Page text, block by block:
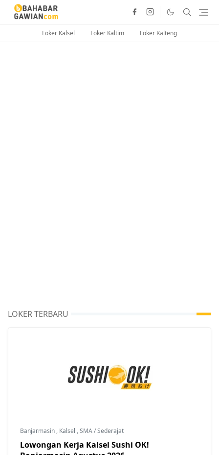
Loker Kalsel Loker Kaltim Loker Kalteng
LOKER TERBARU
Banjarmasin , Kalsel ,SMA / Sederajat
Lowongan Kerja Kalsel Sushi OK!